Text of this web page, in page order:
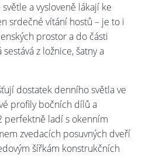
a vysloveně lákají ke
srdečné vítání hostů – je to i
prostor a do části
z ložnice, šatny a
dostatek denního světla ve
profily bočních dílů a
perfektně ladí s okenním
zvedacích posuvných dveří
šířkám konstrukčních